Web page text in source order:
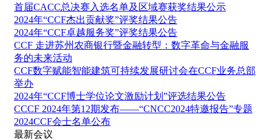
首届CACC总决赛入选名单及区域赛获奖结果公示
2024年“CCF杰出贡献奖”评奖结果公告
2024年“CCF卓越服务奖”评奖结果公告
CCF 走进苏州农商银行暨金融转型：数字革命与金融服
务的未来活动
CCF数字赋能智能建筑可持续发展研讨会在CCF业务总部
举办
2024年“CCF博士学位论文激励计划”评选结果公告
CCCF 2024年第12期发布——“CNCC2024特邀报告”专题
2024CCF会士名单公布
最新会议